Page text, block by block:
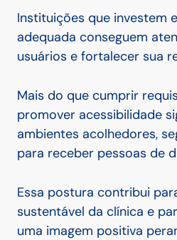
Instituições que investem
adequada conseguem
usuários e fortalecer sua
Mais do que cumprir
promover acessibilidade
ambientes acolhedores,
para receber pessoas de
Essa postura contribui
sustentável da clínica e
uma imagem positiva